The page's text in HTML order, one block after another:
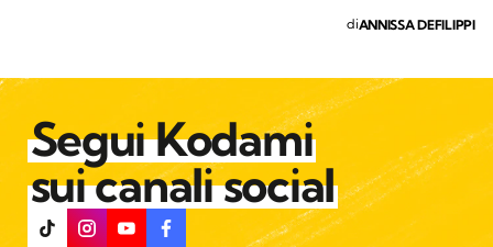
diANNISSA DEFILIPPI
Segui Kodami
sui canali social